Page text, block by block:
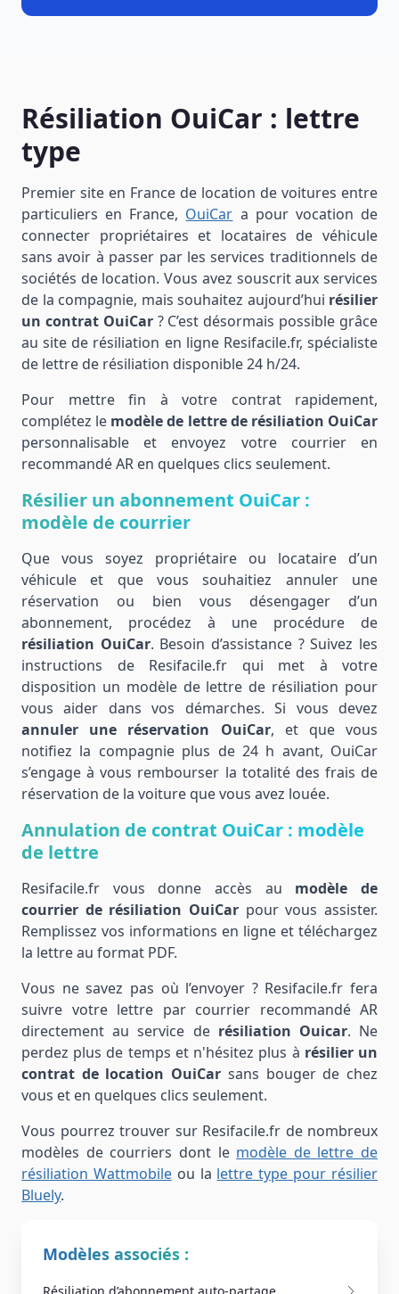
Résiliation OuiCar : lettre
type
Premier site en France de location de voitures entre
particuliers en France, OuiCar a pour vocation de
connecter propriétaires et locataires de véhicule
sans avoir à passer par les services traditionnels de
sociétés de location. Vous avez souscrit aux services
de la compagnie, mais souhaitez aujourd’hui résilier
un contrat OuiCar? C’est désormais possible grâce
au site de résiliation en ligne Resifacile.fr, spécialiste
de lettre de résiliation disponible 24 h/24.
Pour mettre fin à votre contrat rapidement,
complétez le modèle de lettre de résiliation OuiCar
personnalisable et envoyez votre courrier en
recommandé AR en quelques clics seulement.
Résilier un abonnement OuiCar :
modèle de courrier
Que vous soyez propriétaire ou locataire d’un
véhicule et que vous souhaitiez annuler une
réservation ou bien vous désengager d’un
abonnement, procédez à une procédure de
résiliation OuiCar. Besoin d’assistance ? Suivez les
instructions de Resifacile.fr qui met à votre
disposition un modèle de lettre de résiliation pour
vous aider dans vos démarches. Si vous devez
annuler une réservation OuiCar, et que vous
notifiez la compagnie plus de 24 h avant, OuiCar
s’engage à vous rembourser la totalité des frais de
réservation de la voiture que vous avez louée.
Annulation de contrat OuiCar : modèle
de lettre
Resifacile.fr vous donne accès au modèle de
courrier de résiliation OuiCar pour vous assister.
Remplissez vos informations en ligne et téléchargez
la lettre au format PDF.
Vous ne savez pas où l’envoyer ? Resifacile.fr fera
suivre votre lettre par courrier recommandé AR
directement au service de résiliation Ouicar. Ne
perdez plus de temps et n'hésitez plus à résilier un
contrat de location OuiCar sans bouger de chez
vous et en quelques clics seulement.
Vous pourrez trouver sur Resifacile.fr de nombreux
modèles de courriers dont le modèle de lettre de
résiliation Wattmobileou la lettre type pour résilier
Bluely.
Modèles associés :